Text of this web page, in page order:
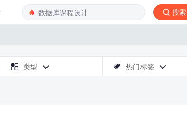
搜索
 类型   热门标签 